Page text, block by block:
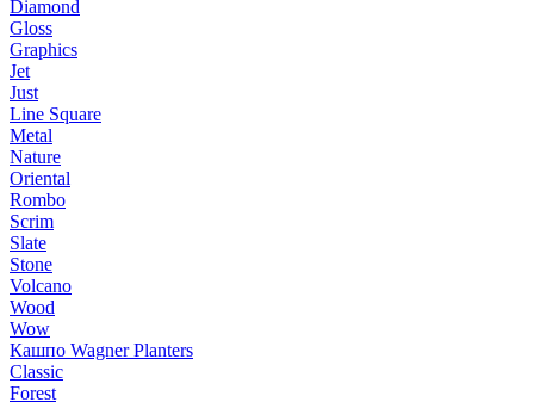
Diamond
Gloss
Graphics
Jet
Just
Line Square
Metal
Nature
Oriental
Rombo
Scrim
Slate
Stone
Volcano
Wood
Wow
Кашпо Wagner Planters
Classic
Forest